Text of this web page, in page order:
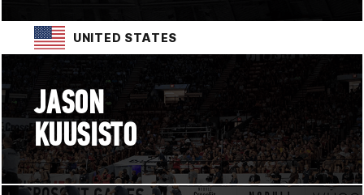
UNITED STATES
JASON
KUUSISTO